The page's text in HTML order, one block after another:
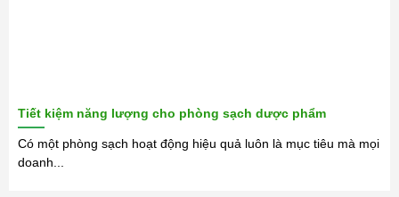
Tiết kiệm năng lượng cho phòng sạch dược phẩm
Có một phòng sạch hoạt động hiệu quả luôn là mục tiêu mà mọi
doanh...